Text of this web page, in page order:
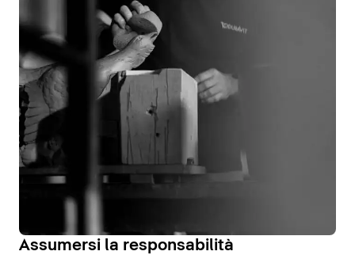
Assumersi la responsabilità